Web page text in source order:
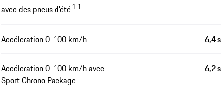
avec des pneus d'été1.1
Accéleration 0-100 km/h 6,4 s
Accéleration 0-100 km/h avec
Sport Chrono Package
6,2 s